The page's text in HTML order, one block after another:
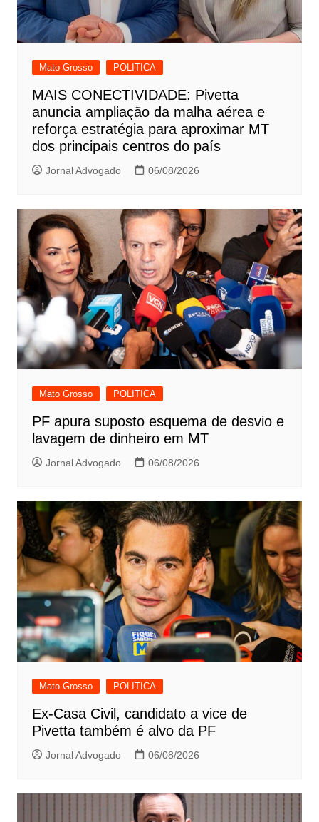
Mato Grosso POLITICA
MAIS CONECTIVIDADE: Pivetta
anuncia ampliação da malha aérea e
reforça estratégia para aproximar MT
dos principais centros do país
Jornal Advogado 06/08/2026
Mato Grosso POLITICA
PF apura suposto esquema de desvio e
lavagem de dinheiro em MT
Jornal Advogado 06/08/2026
Mato Grosso POLITICA
Ex-Casa Civil, candidato a vice de
Pivetta também é alvo da PF
Jornal Advogado 06/08/2026